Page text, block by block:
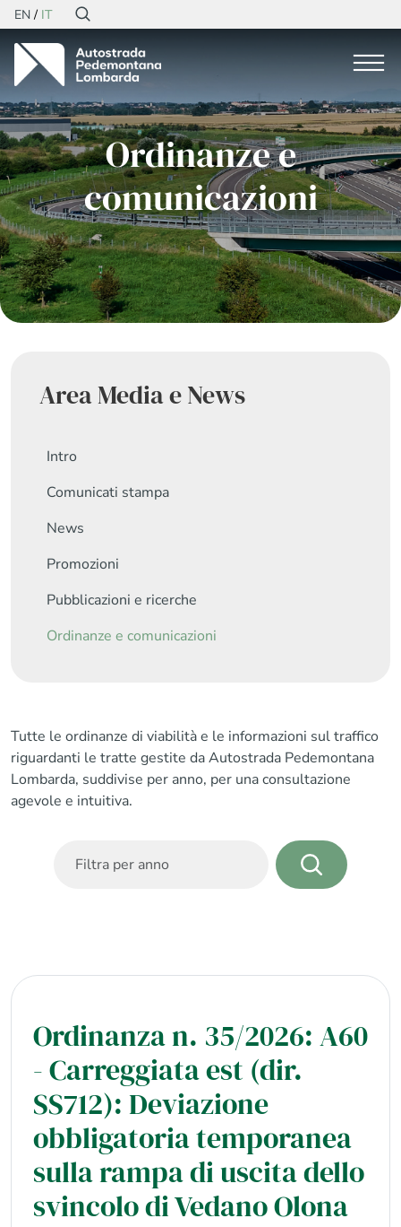
EN IT
Ordinanze e
comunicazioni
Area Media e News
Intro
Comunicati stampa
News
Promozioni
Pubblicazioni e ricerche
Ordinanze e comunicazioni
Tutte le ordinanze di viabilità e le informazioni sul traffico
riguardanti le tratte gestite da Autostrada Pedemontana
Lombarda, suddivise per anno, per una consultazione
agevole e intuitiva.
Ordinanza n. 35/2026: A60
- Carreggiata est (dir.
SS712): Deviazione
obbligatoria temporanea
sulla rampa di uscita dello
svincolo di Vedano Olona